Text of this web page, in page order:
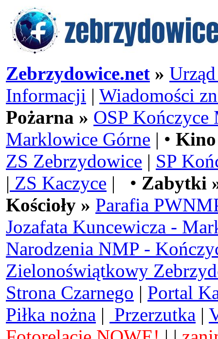
Zebrzydowice.net »
Informacji | Wiadomości
Pożarna » OSP Kończyce
Marklowice Górne | •
ZS Zebrzydowice | SP
| ZS Kaczyce | • Zabytki
Kościoły » Parafia
Jozafata Kuncewicza -
Narodzenia NMP -
Zielonoświątkowy
Strona Czarnego | Portal
Piłka nożna | Przerzutka |